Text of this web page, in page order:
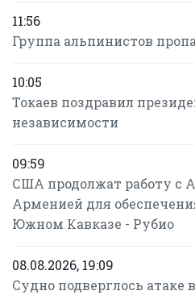
11:56
Группа альпинистов
10:05
Токаев поздравил
независимости
09:59
США продолжат работу с
Арменией для
Южном Кавказе - Рубио
08.08.2026, 19:09
Судно подверглось атаке